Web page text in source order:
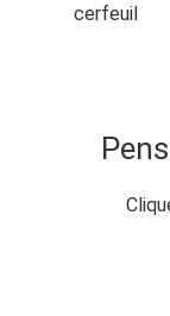
cerfeuil